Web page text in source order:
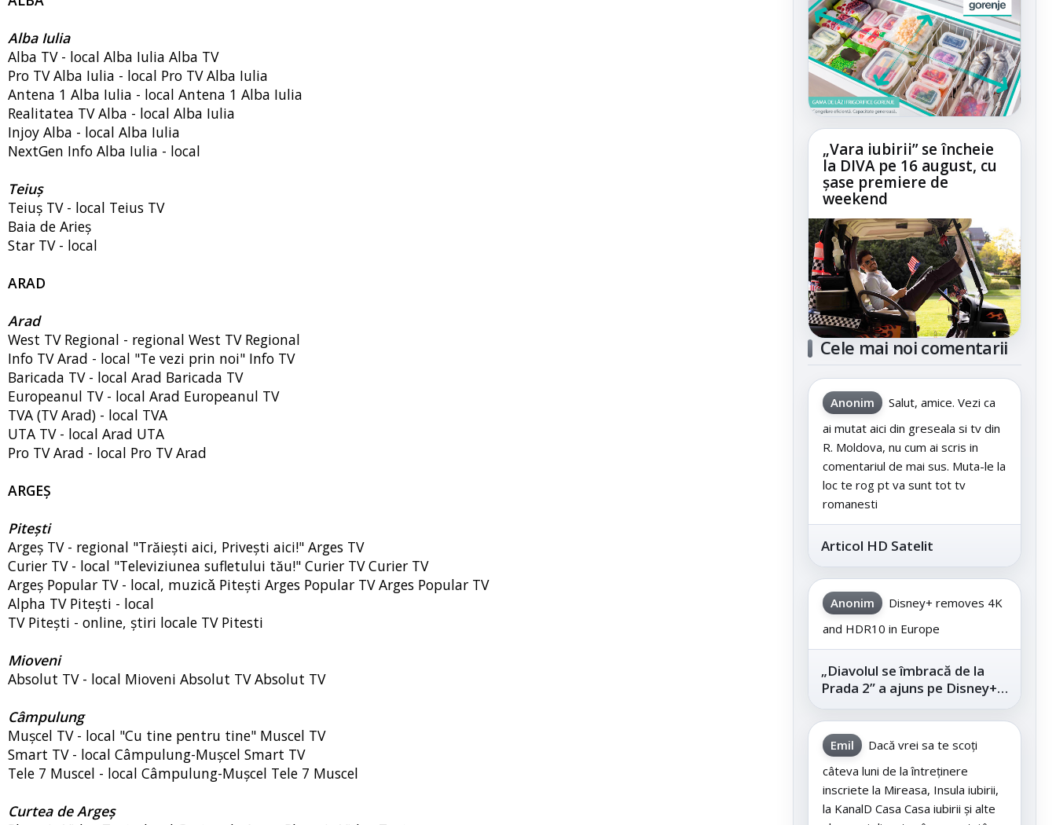
Alba Iulia
Alba TV - local Alba Iulia Alba TV
Pro TV Alba Iulia - local Pro TV Alba Iulia
Antena 1 Alba Iulia - local Antena 1 Alba Iulia
Realitatea TV Alba - local Alba Iulia
Injoy Alba - local Alba Iulia
NextGen Info Alba Iulia - local
Teiuș
Teiuș TV - local Teius TV
Baia de Arieș
Star TV - local
ARAD
Arad
West TV Regional - regional West TV Regional
Info TV Arad - local "Te vezi prin noi" Info TV
Baricada TV - local Arad Baricada TV
Europeanul TV - local Arad Europeanul TV
TVA (TV Arad) - local TVA
UTA TV - local Arad UTA
Pro TV Arad - local Pro TV Arad
ARGEȘ
Pitești
Argeș TV - regional "Trăiești aici, Privești aici!" Arges TV
Curier TV - local "Televiziunea sufletului tău!" Curier TV Curier TV
Argeș Popular TV - local, muzicǎ Pitești Arges Popular TV Arges Popular TV
Alpha TV Pitești - local
TV Pitești - online, știri locale TV Pitesti
Mioveni
Absolut TV - local Mioveni Absolut TV Absolut TV
Câmpulung
Mușcel TV - local "Cu tine pentru tine" Muscel TV
Smart TV - local Câmpulung-Mușcel Smart TV
Tele 7 Muscel - local Câmpulung-Mușcel Tele 7 Muscel
Curtea de Argeș
„Vara iubirii” se încheie
la DIVA pe 16 august, cu
șase premiere de
weekend
Cele mai noi comentarii
Anonim
Salut, amice. Vezi ca
ai mutat aici din greseala si tv din
R. Moldova, nu cum ai scris in
comentariul de mai sus. Muta-le la
loc te rog pt va sunt tot tv
romanesti
Articol HD Satelit
Anonim
Disney+ removes 4K
and HDR10 in Europe
„Diavolul se îmbracă de la
Prada 2” a ajuns pe Disney+,
după succesul din
cinematografe
Emil
Dacă vrei sa te scoți
câteva luni de la întreținere
inscriete la Mireasa, Insula iubirii,
la KanalD Casa Casa iubirii și alte